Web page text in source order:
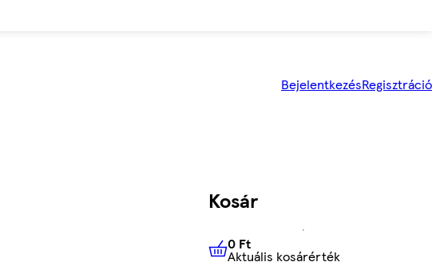
BejelentkezésRegisztráció
Kosár
0 Ft
Aktuális kosárérték